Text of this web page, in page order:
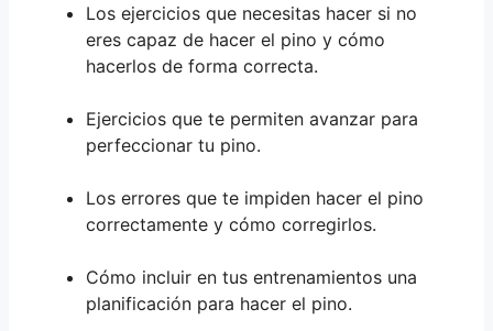
Los ejercicios que necesitas hacer si no
eres capaz de hacer el pino y cómo
hacerlos de forma correcta.
Ejercicios que te permiten avanzar para
perfeccionar tu pino.
Los errores que te impiden hacer el pino
correctamente y cómo corregirlos.
Cómo incluir en tus entrenamientos una
planificación para hacer el pino.